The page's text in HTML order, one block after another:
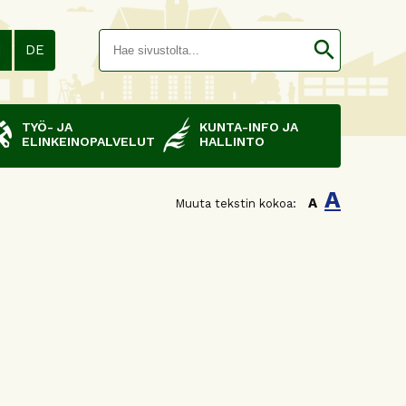
DE search
TYÖ- JA
ELINKEINOPALVELUT
KUNTA-INFO JA
HALLINTO
Muuta tekstin kokoa: A A